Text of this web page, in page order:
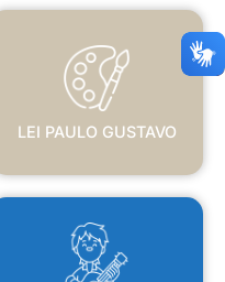
LEI PAULO GUSTAVO
LEI PAULO GUSTAVO
POLÍTICA NACIONAL ALDIR
BLANC